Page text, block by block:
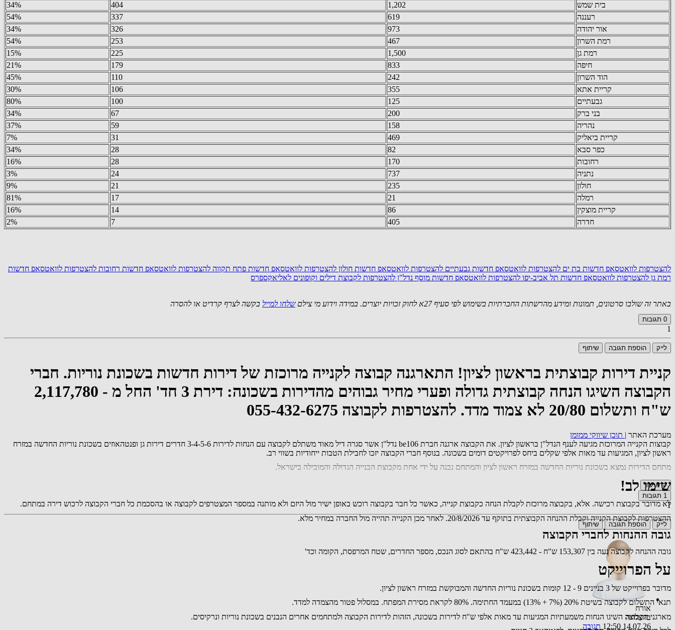
34%
404 1,202
בית שמש
54%
337 619
רעננה
34%
326 973
אור יהודה
54%
253 467
רמת השרון
15%
225 1,500
רמת גן
21%
179 833
חיפה
45%
110 242
הוד השרון
30%
106 355
קריית אתא
80%
100 125
גבעתיים
34%
67 200
בני ברק
37%
59 158
נהריה
7%
31 469
קריית ביאליק
34%
28 82
כפר סבא
16%
28 170
רחובות
3%
24 737
נתניה
9%
21 235
חולון
81%
17 21
רמלה
16%
14 86
קריית מוצקין
2%
7 405 חדרה
להצטרפות לוואטסאפ חדשות בת ים להצטרפות לוואטסאפ חדשות גבעתיים להצטרפות לוואטסאפ חדשות חולון להצטרפות לוואטסאפ חדשות פתח תקווה להצטרפות לוואטסאפ חדשות רחובות להצטרפות לוואטסאפ חדשות
רמת גן להצטרפות לוואטסאפ חדשות תל אביב-יפו להצטרפות לוואטסאפ חדשות מוסף נדל"ן להצטרפות לקבוצת דילים וקופונים לאליאקספרס
באתר זה שולבו סרטונים, תמונות ומידע מהרשתות החברתיות בשימוש לפי סעיף 27א לחוק זכויות יוצרים. במידה וידוע מי צילם שלחו למייל בקשה לצרף קרדיט או להסרה
0 תגובות
1
לייק הוספת תגובה שיתוף
קניית דירות קבוצתית בראשון לציון! התארגנה קבוצה לקנייה מרוכזת של דירות חדשות בשכונת נוריות. חברי
הקבוצה השיגו הנחה קבוצתית גדולה ופערי מחיר גבוהים מהדירות בשכונה: דירת 3 חד' החל מ - 2,117,780
ש"ח ותשלום 20/80 לא צמוד מדד. להצטרפות לקבוצה 055-432-6275
מערכת האתר | תוכן שיווקי ממומן
קבוצות הקנייה המרוכזת מגיעה לענף הנדל"ן בראשון לציון. את הקבוצה ארגנה חברת be106 נדל"ן אשר סגרה דיל מאוד משתלם לקבוצה עם הנחות לדירות 3-4-5-6 חדרים דירות גן ופנטהאוזים בשכונת נוריות החדשה במזרח
ראשון לציון, המגיעות עד מאות אלפי שקלים ביחס לפרויקטים דומים בשכונה. בנוסף חברי הקבוצה יזכו לחבילת הטבות ייחודיות בשווי רב.
מתחם הדירות נמצא בשכונת נוריות החדשה במזרח ראשון לציון והמתחם נבנה על ידי אחת מקבוצת הבנייה הגדולה והמובילה בישראל.
שימו לב!
לא מדובר בקבוצת רכישה. אלא, בקבוצה מרוכזת לקבלת הנחה כקבוצת קנייה, כאשר כל חבר בקבוצה רוכש באופן ישיר מול היזם ולא מותנה במספר המצטרפים לקבוצה או בהסכמת כל חברי הקבוצה לרכוש דירה במתחם.
ההצטרפות לקבוצת הקנייה וקבלת ההנחה הקבוצתית בתוקף עד 20/8/2026. לאחר מכן הקנייה תהייה מול החברה במחיר מלא.
גובה ההנחות לחברי הקבוצה
גובה ההנחה לקבוצה נעה בין 153,307 ש"ח - 423,442 ש"ח בהתאם לסוג הנכס, מספר החדרים, שטח המרפסת, הקומה וכד'
על הפרוייקט
מדובר בפרוייקט של 3 בניינים 9 - 12 קומות בשכונת נוריות החדשה והמבוקשת במזרח ראשון לציון.
תנאי התשלום לקבוצה בשיטת 20% (7% + 13%) במעמד החתימה. 80% לקראת מסירת המפתח. במסלול פטור מהצמדה למדד.
מארגני הקבוצה השיגו הנחות משמעתיות המגיעות עד מאות אלפי ש"ח לדירות בשכונה, הזהות לדירות הקבוצה ולמתחמים אחרים הנבנים בשכונת נוריות ונרקיסים.
קרא עוד
1 תגובות
1
לייק הוספת תגובה שיתוף
אורח
בהצלחה
14.07.26 12:50
תגובה